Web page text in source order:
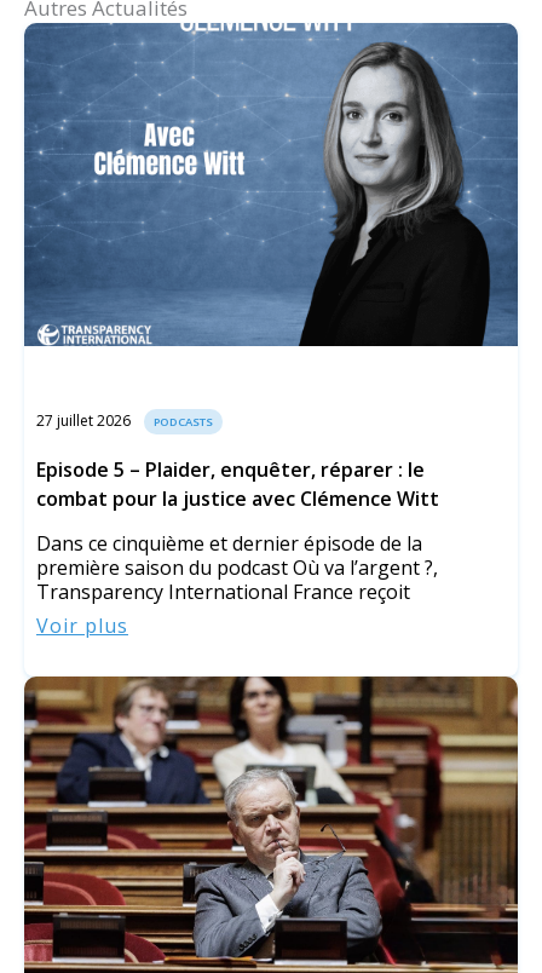
Autres Actualités
27 juillet 2026 PODCASTS
Episode 5 – Plaider, enquêter, réparer : le
combat pour la justice avec Clémence Witt
Dans ce cinquième et dernier épisode de la
première saison du podcast Où va l’argent ?,
Transparency International France reçoit
Voir plus